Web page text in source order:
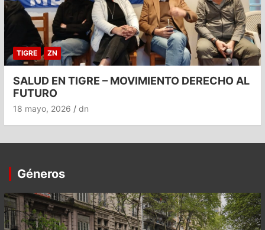
TIGRE ZN
SALUD EN TIGRE – MOVIMIENTO DERECHO AL
FUTURO
18 mayo, 2026 dn
Géneros